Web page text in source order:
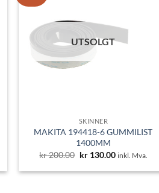
UTSOLGT
SKINNER
MAKITA 194418-6 GUMMILIST
1400MM
kr200.00 Opprinnelig
var:
kr130.00Nåværende
er:
inkl. Mva.